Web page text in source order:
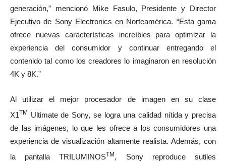
generación,” mencionó Mike Fasulo, Presidente y Director
Ejecutivo de Sony Electronics en Norteamérica. “Esta gama
ofrece nuevas características increíbles para optimizar la
experiencia del consumidor y continuar entregando el
contenido tal como los creadores lo imaginaron en resolución
4K y 8K.”
Al utilizar el mejor procesador de imagen en su clase
X1TM Ultimate de Sony, se logra una calidad nítida y precisa
de las imágenes, lo que les ofrece a los consumidores una
experiencia de visualización altamente realista. Además, con
la pantalla TRILUMINOSTM, Sony reproduce sutiles